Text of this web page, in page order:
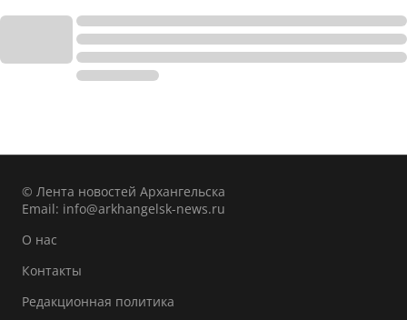
© Лента новостей Архангельска
Email: info@arkhangelsk-news.ru
О нас
Контакты
Редакционная политика